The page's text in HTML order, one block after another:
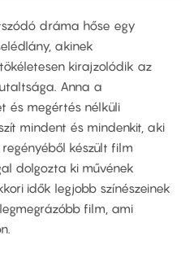
dráma hőse egy
akinek
kirajzolódik az
Anna a
és megértés nélküli
mindent és mindenkit, aki
készült film
dolgozta ki művének
idők legjobb színészeinek
film, ami